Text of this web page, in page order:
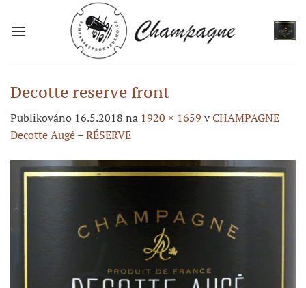
Decotte reserve front
Publikováno 16.5.2018 na 1920 × 1659 vCHAMPAGNE
Decotte Augé – RÉSERVE